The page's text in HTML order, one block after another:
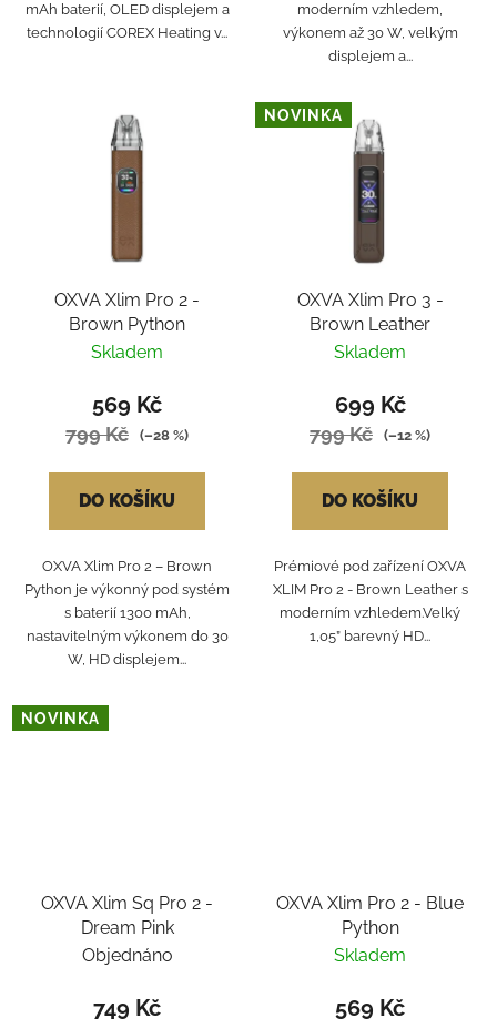
mAh baterií, OLED displejem a
technologií COREX Heating v...
moderním vzhledem,
výkonem až 30 W, velkým
displejem a...
OXVA Xlim Pro 2 -
Brown Python
Skladem
569 Kč
799 Kč (–28 %)
DO KOŠÍKU
OXVA Xlim Pro 2 – Brown
Python je výkonný pod systém
s baterií 1300 mAh,
nastavitelným výkonem do 30
W, HD displejem...
NOVINKA
OXVA Xlim Pro 3 -
Brown Leather
Skladem
699 Kč
799 Kč (–12 %)
DO KOŠÍKU
Prémiové pod zařízení OXVA
XLIM Pro 2 - Brown Leather s
moderním vzhledem.Velký
1,05” barevný HD...
NOVINKA
OXVA Xlim Sq Pro 2 -
Dream Pink
Objednáno
749 Kč
OXVA Xlim Pro 2 - Blue
Python
Skladem
569 Kč